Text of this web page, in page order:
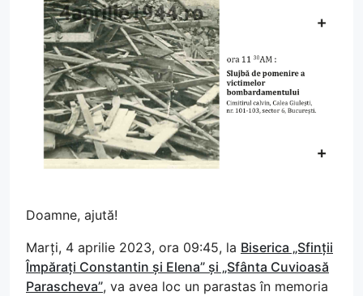
Doamne, ajută!
Marți, 4 aprilie 2023, ora 09:45, la Biserica „Sfinții
Împărați Constantin și Elena” și „Sfânta Cuvioasă
Parascheva”, va avea loc un parastas în memoria